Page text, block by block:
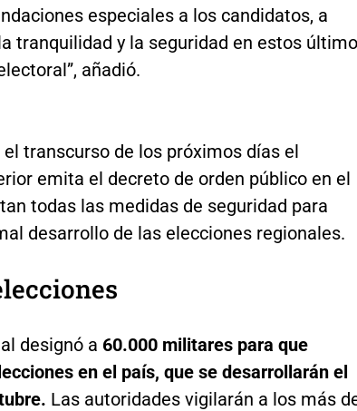
especiales a los candidatos, a
tranquilidad y la seguridad en estos
añadió.
el transcurso de los próximos días el
emita el decreto de orden público en el
todas las medidas de seguridad para
desarrollo de las elecciones regionales.
designó a 60.000 militares para que
en el país, que se desarrollarán el
Las autoridades vigilarán a los más